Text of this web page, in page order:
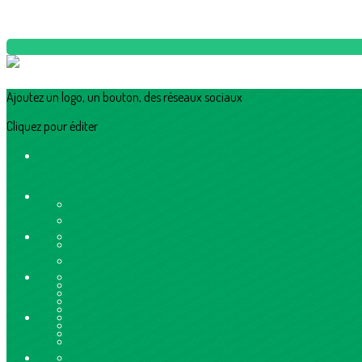
Ajoutez un logo, un bouton, des réseaux sociaux
Cliquez pour éditer